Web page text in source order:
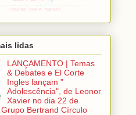
lidas
LANÇAMENTO | Temas
& Debates e El Corte
Ingles lançam "
Adolescência", de Leonor
Xavier no dia 22 de
Bertrand Círculo